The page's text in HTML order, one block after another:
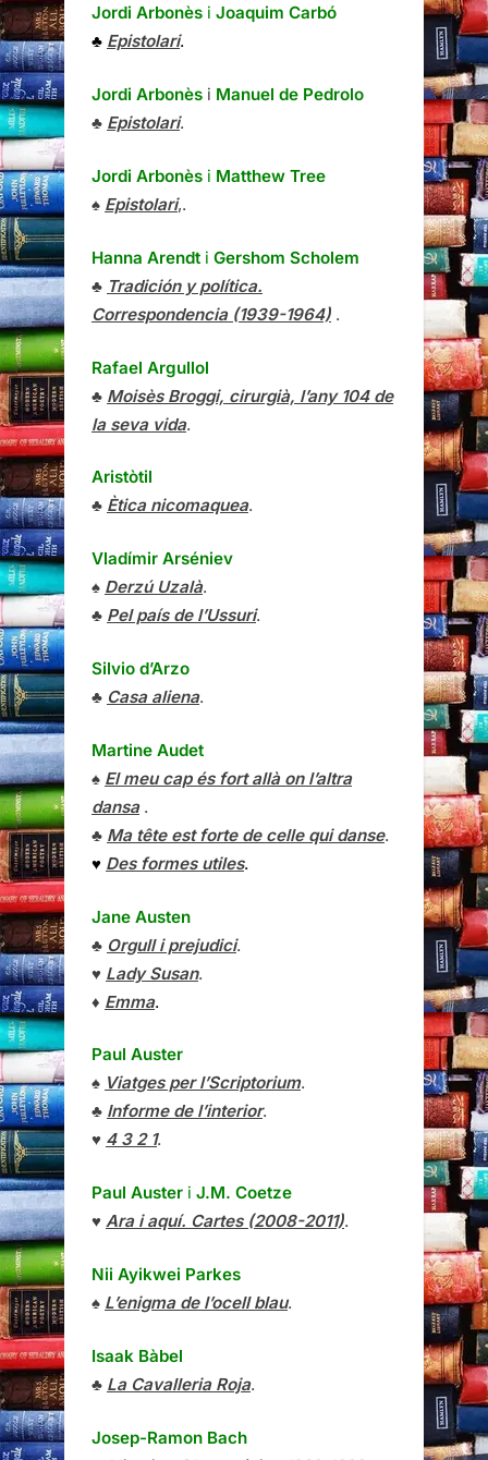
Jordi Arbonès i Joaquim Carbó
♣ Epistolari.
Jordi Arbonès i Manuel de Pedrolo
♣ Epistolari.
Jordi Arbonès i Matthew Tree
♠ Epistolari,.
Hanna Arendt i Gershom Scholem
♣ Tradición y política.
Correspondencia (1939-1964) .
Rafael Argullol
♣ Moisès Broggi, cirurgià, l’any 104 de
la seva vida.
Aristòtil
♣ Ètica nicomaquea.
Vladímir Arséniev
♠ Derzú Uzalà.
♣ Pel país de l’Ussuri.
Silvio d’Arzo
♣ Casa aliena.
Martine Audet
♠ El meu cap és fort allà on l’altra
dansa.
♣ Ma tête est forte de celle qui danse.
♥ Des formes utiles.
Jane Austen
♣ Orgull i prejudici.
♥ Lady Susan.
♦ Emma.
Paul Auster
♠ Viatges per l’Scriptorium.
♣ Informe de l’interior.
♥ 4 3 2 1.
Paul Auster i J.M. Coetze
♥ Ara i aquí. Cartes (2008-2011).
Nii Ayikwei Parkes
♠ L’enigma de l’ocell blau.
Isaak Bàbel
♣ La Cavalleria Roja.
Josep-Ramon Bach